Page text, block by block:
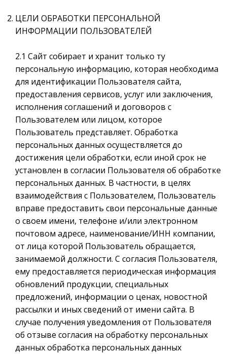
ЦЕЛИ ОБРАБОТКИ ПЕРСОНАЛЬНОЙ
ИНФОРМАЦИИ ПОЛЬЗОВАТЕЛЕЙ
2.1 Сайт собирает и хранит только ту
персональную информацию, которая необходима
для идентификации Пользователя сайта,
предоставления сервисов, услуг или заключения,
исполнения соглашений и договоров с
Пользователем или лицом, которое
Пользователь представляет. Обработка
персональных данных осуществляется до
достижения цели обработки, если иной срок не
установлен в согласии Пользователя об обработке
персональных данных. В частности, в целях
взаимодействия с Пользователем, Пользователь
вправе предоставить свои персональные данные
о своем имени, телефоне и/или электронном
почтовом адресе, наименование/ИНН компании,
от лица которой Пользователь обращается,
занимаемой должности. С согласия Пользователя,
ему предоставляется периодическая информация
обновлений продукции, специальных
предложений, информации о ценах, новостной
рассылки и иных сведений от имени сайта. В
случае получения уведомления от Пользователя
об отзыве согласия на обработку персональных
данных обработка персональных данных